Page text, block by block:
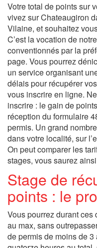
Votre total de points sur
vivez sur Chateaugiron
Vilaine, et souhaitez
C’est la vocation de
conventionnés par la
page. Vous pourrez
un service organisant
délais pour récupérer
vous inscrire en ligne.
inscrire : le gain de
réception du formulaire
permis. Un grand
dans votre localité, sur
On peut comparer les
stages, vous saurez
Stage de
points : le
Vous pourrez durant
au max, sans
de permis de moins de 3